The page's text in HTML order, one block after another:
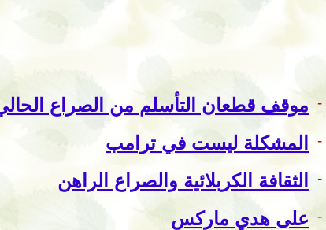
موقف قطعان التأسلم من الصراع -
المشكلة ليست في ترامب -
الثقافة الكربلائية والصراع الراهن -
على هدي ماركس -